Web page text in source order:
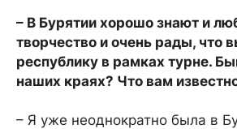
– В Бурятии хорошо знают и
творчество и очень рады, что
республику в рамках турне.
наших краях? Что вам
– Я уже неоднократно была в